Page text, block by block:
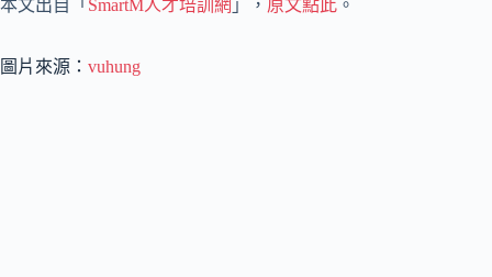
本文出自「 SmartM人才培訓網 」， 原文點此 。
圖片來源： vuhung